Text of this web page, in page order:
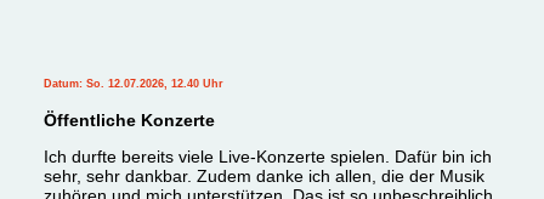
Datum: So. 12.07.2026, 12.40 Uhr
Öffentliche Konzerte
Ich durfte bereits viele Live-Konzerte spielen. Dafür bin ich
sehr, sehr dankbar. Zudem danke ich allen, die der Musik